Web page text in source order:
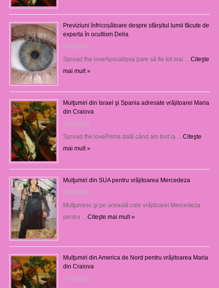
Previziuni înfricoșătoare despre sfârșitul lumii făcute de
experta în ocultism Delia
08/08/2026
Spread the loveApocalipsa pare să fie tot mai …Citeşte
mai mult »
Mulţumiri din Israel şi Spania adresate vrăjitoarei Maria
din Craiova
08/08/2026
Spread the lovePrima dată când am fost la …Citeşte
mai mult »
Mulţumiri din SUA pentru vrăjitoarea Mercedeza
08/08/2026
Mulţumesc şi pe această cale vrăjitoarei Mercedeza
pentru …Citeşte mai mult »
Mulţumiri din America de Nord pentru vrăjitoarea Maria
din Craiova
07/08/2026